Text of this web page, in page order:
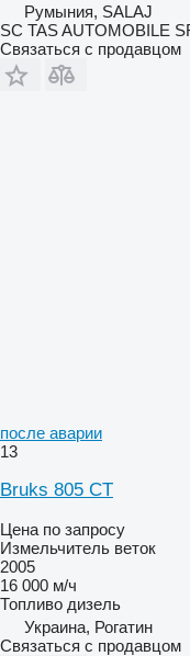
Румыния, SALAJ
SC TAS AUTOMOBILE
Связаться с продавцом
после аварии
13
Bruks 805 CT
Цена по запросу
Измельчитель веток
2005
16 000 м/ч
Топливо дизель
Украина, Рогатин
Связаться с продавцом